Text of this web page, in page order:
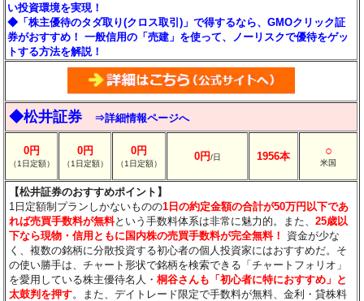
い投資環境を実現！
◆「株主優待のタダ取り(クロス取引)」で得するなら、GMOクリック証
券がおすすめ！ 一般信用の「売建」を使って、ノーリスクで優待をゲッ
トする方法を解説！
◆松井証券 ⇒詳細情報ページへ
0円
（1日定額）
0円
（1日定額）
0円
（1日定額）
0円/日 1956本 ○
米国
【松井証券のおすすめポイント】
1日定額制プランしかないものの1日の約定金額の合計が50万円以下であ
れば売買手数料が無料という手数料体系は非常に魅力的。また、25歳以
下なら現物・信用ともに国内株の売買手数料が完全無料！
資金が少な
く、複数の銘柄に分散投資する初心者の個人投資家にはおすすめだ。そ
の使い勝手は、チャート形状で銘柄を検索できる「チャートフォリオ」
を愛用している株主優待名人・桐谷さんも「初心者に特におすすめ」と
太鼓判を押す。また、デイトレード限定で手数料が無料、金利・貸株料